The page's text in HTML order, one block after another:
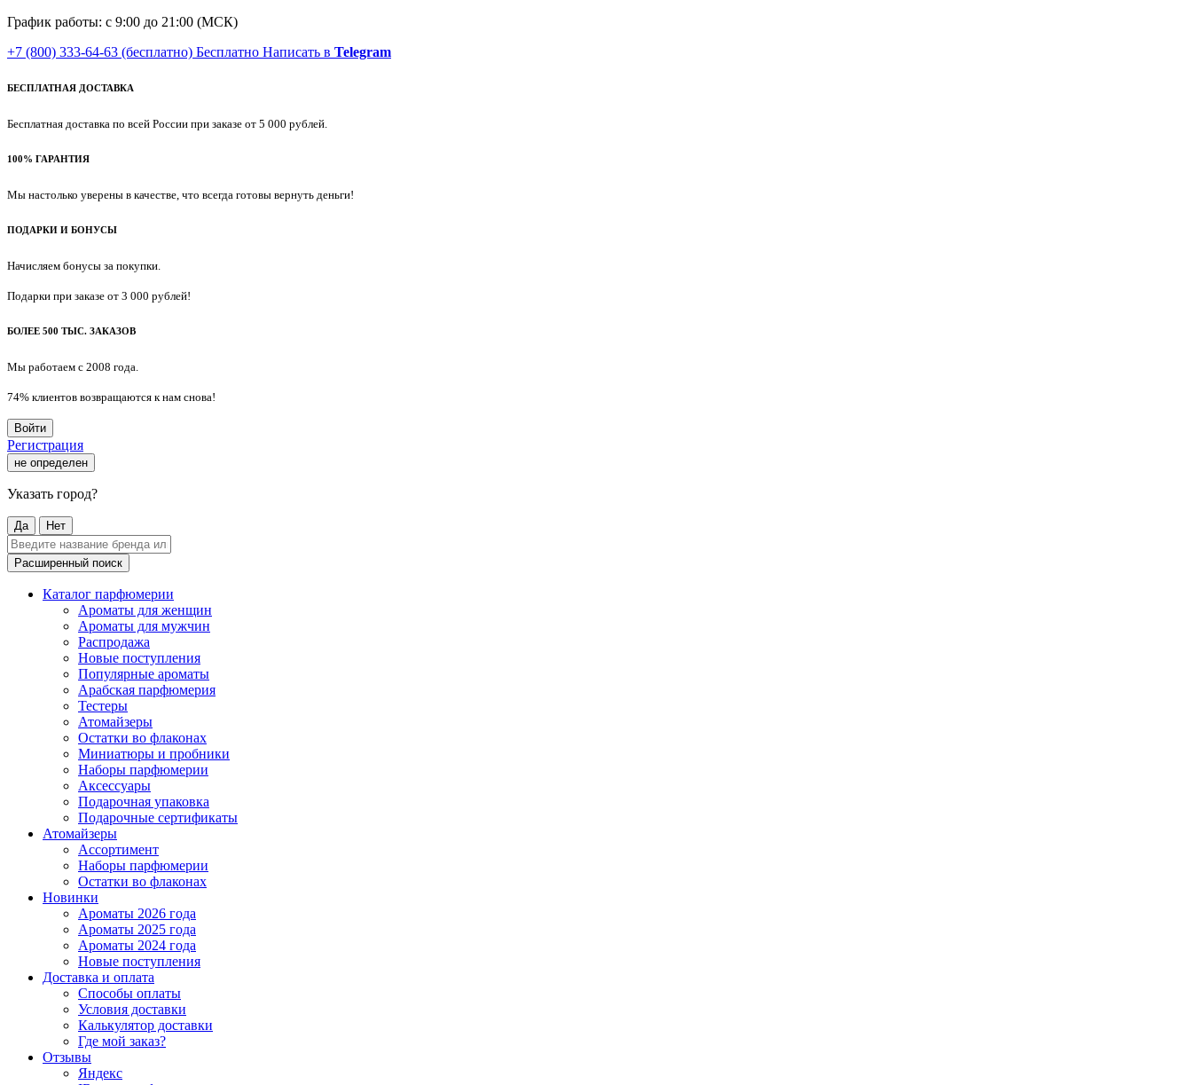
График работы: с 9:00 до 21:00 (МСК)
+7 (800) 333-64-63 (бесплатно) Бесплатно Написать в Telegram
БЕСПЛАТНАЯ ДОСТАВКА
Бесплатная доставка по всей России при заказе от 5 000 рублей.
100% ГАРАНТИЯ
Мы настолько уверены в качестве, что всегда готовы вернуть деньги!
ПОДАРКИ И БОНУСЫ
Начисляем бонусы за покупки.
Подарки при заказе от 3 000 рублей!
БОЛЕЕ 500 ТЫС. ЗАКАЗОВ
Мы работаем с 2008 года.
74% клиентов возвращаются к нам снова!
Войти
Регистрация
не определен
Указать город?
Да Нет
Расширенный поиск
Каталог парфюмерии
Ароматы для женщин
Ароматы для мужчин
Распродажа
Новые поступления
Популярные ароматы
Арабская парфюмерия
Тестеры
Атомайзеры
Остатки во флаконах
Миниатюры и пробники
Наборы парфюмерии
Аксессуары
Подарочная упаковка
Подарочные сертификаты
Атомайзеры
Ассортимент
Наборы парфюмерии
Остатки во флаконах
Новинки
Ароматы 2026 года
Ароматы 2025 года
Ароматы 2024 года
Новые поступления
Доставка и оплата
Способы оплаты
Условия доставки
Калькулятор доставки
Где мой заказ?
Отзывы
Яндекс